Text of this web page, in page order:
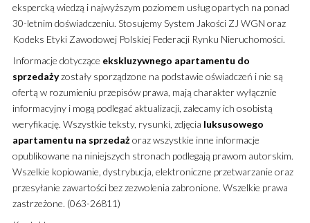
ekspercką wiedzą i najwyższym poziomem usług opartych na ponad
30-letnim doświadczeniu. Stosujemy System Jakości ZJ WGN oraz
Kodeks Etyki Zawodowej Polskiej Federacji Rynku Nieruchomości.
Informacje dotyczące ekskluzywnego apartamentu do
sprzedażyzostały sporządzone na podstawie oświadczeń i nie są
ofertą w rozumieniu przepisów prawa, mają charakter wyłącznie
informacyjny i mogą podlegać aktualizacji, zalecamy ich osobistą
weryfikację. Wszystkie teksty, rysunki, zdjęcia luksusowego
apartamentu na sprzedażoraz wszystkie inne informacje
opublikowane na niniejszych stronach podlegają prawom autorskim.
Wszelkie kopiowanie, dystrybucja, elektroniczne przetwarzanie oraz
przesyłanie zawartości bez zezwolenia zabronione. Wszelkie prawa
zastrzeżone. (063-26811)